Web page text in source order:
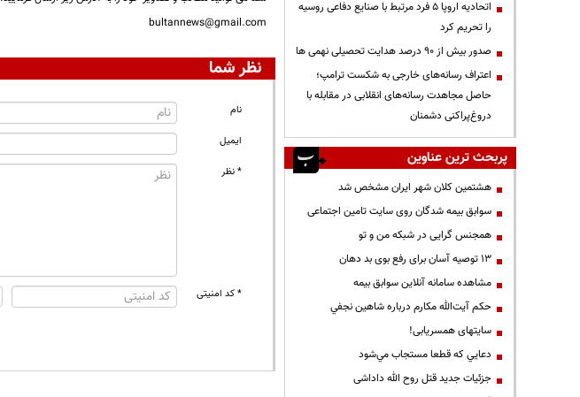
bultannews@gmail.com
نظر شما
نام
ایمیل
* نظر
* کد امنیتی
اتحادیه اروپا ۵ فرد مرتبط با صنایع دفاعی روسیه
را تحریم کرد
صدور بیش از ۹۰ درصد هدایت تحصیلی نهمی ها
اعتراف رسانه‌های خارجی به شکست ترامپ؛
حاصل مجاهدت رسانه‌های انقلابی در مقابله با
دروغ‌پراکنی دشمنان
پربحث ترین عناوین
هشتمین کلان شهر ایران مشخص شد
سوابق بیمه شدگان روی سایت تامین اجتماعی
همجنس گرایی در شبکه من و تو
13 توصیه آسان برای رفع بوی بد دهان
مشاهده سامانه آنلاين سوابق بیمه
حكم آيت‌الله مكارم درباره شاهين نجفي
سایتهای همسریابی!
دعايي كه قطعا مستجاب مي‌شود
جزئیات جدید قتل روح الله داداشی